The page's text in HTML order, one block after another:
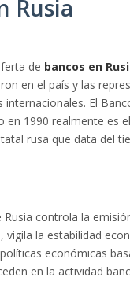
Rusia
de bancos en
en el país y las
internacionales. El
en 1990 realmente es
rusa que data del
Rusia controla la
vigila la estabilidad
económicas
en la actividad